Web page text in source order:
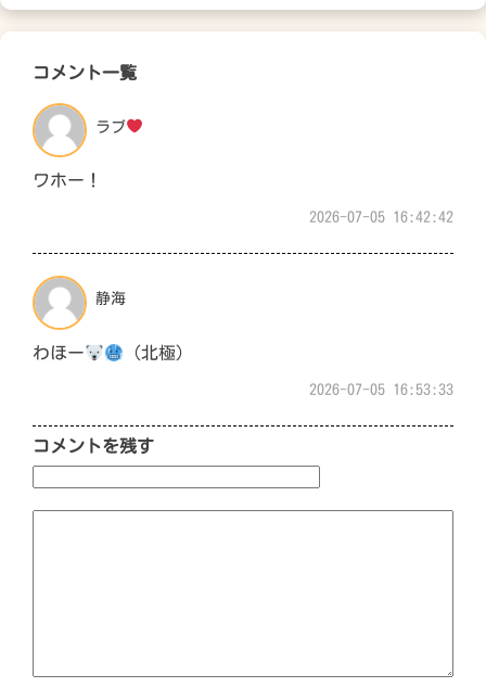
コメント一覧
ラブ
ワホー！
2026-07-05 16:42:42
静海
わほー （北極）
2026-07-05 16:53:33
コメントを残す